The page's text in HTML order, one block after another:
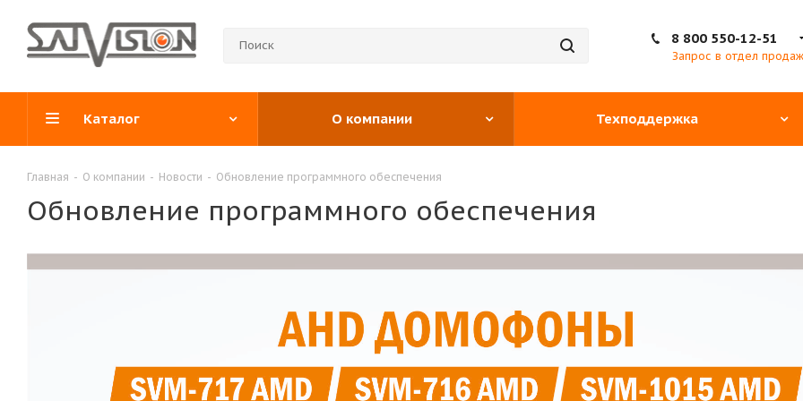
8 800 550-12-51
Запрос в отдел продаж
Каталог О компании Техподдержка
Главная - О компании - Новости - Обновление программного обеспечения
Обновление программного обеспечения